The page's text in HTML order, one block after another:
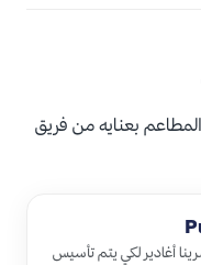
بعنايه من فريق
أغادير لكي يتم تأسيس